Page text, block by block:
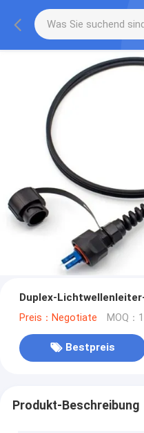
Duplex-
Preis：Negotiate MOQ：
Bestpreis
Produkt-Beschreibung